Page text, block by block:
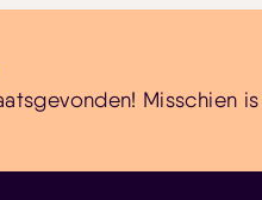
Misschien